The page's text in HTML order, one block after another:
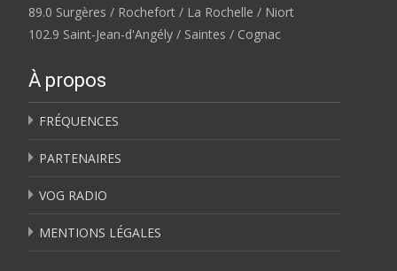
89.0 Surgères / Rochefort / La Rochelle / Niort
102.9 Saint-Jean-d'Angély / Saintes / Cognac
À propos
FRÉQUENCES
PARTENAIRES
VOG RADIO
MENTIONS LÉGALES